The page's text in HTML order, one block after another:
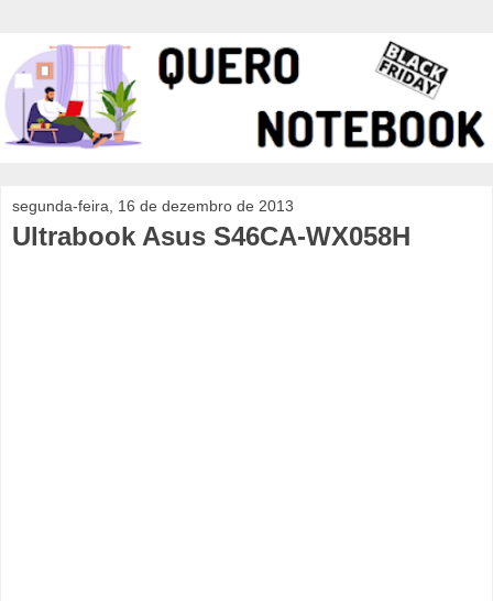
segunda-feira, 16 de dezembro de 2013
Ultrabook Asus S46CA-WX058H